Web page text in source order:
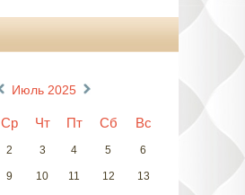
Июль 2025
Ср Чт Пт Сб Вс
2 3 4 5 6
9 10 11 12 13